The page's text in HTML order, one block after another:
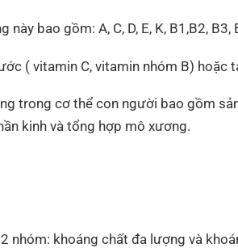
bao gồm: A, C, D, E, K, B1,B2,
( vitamin C, vitamin nhóm B) hoặc
trong cơ thể con người bao gồm
kinh và tổng hợp mô xương.
nhóm: khoáng chất đa lượng và